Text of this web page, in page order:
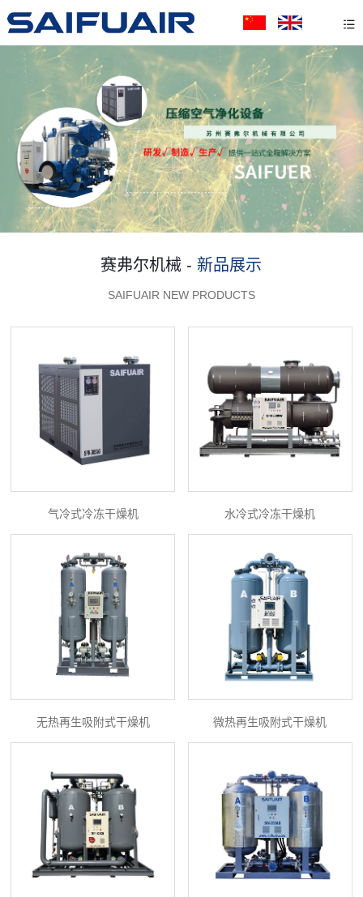
赛弗尔机械 - 新品展示
SAIFUAIR NEW PRODUCTS
气冷式冷冻干燥机 水冷式冷冻干燥机
无热再生吸附式干燥机 微热再生吸附式干燥机